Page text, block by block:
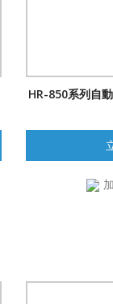
HR-850系列自